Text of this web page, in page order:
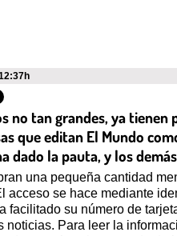
no tan grandes, ya
que editan El Mundo
dado la pauta, y los
una pequeña cantidad
acceso se hace mediante
facilitado su número de
noticias. Para leer la